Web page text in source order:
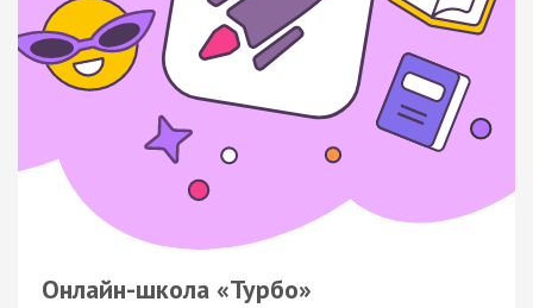
Онлайн-школа «Турбо»